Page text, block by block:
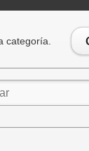
categoría.